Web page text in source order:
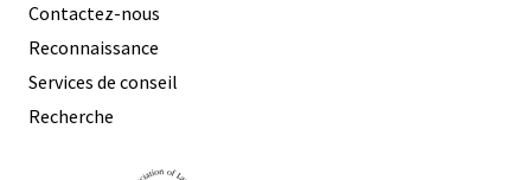
Contactez-nous
Reconnaissance
Services de conseil
Recherche